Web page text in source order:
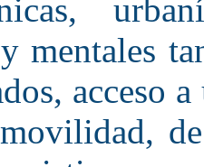
mentales
acceso